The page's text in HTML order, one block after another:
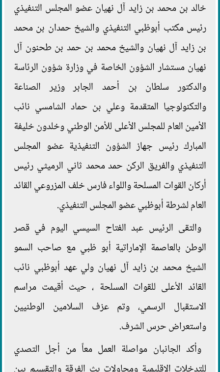
خالد بن محمد بن زايد آل نهيان عضو المجلس التنفيذي
رئيس مكتب أبوظبي التنفيذي والشيخ حمدان بن محمد
بن زايد آل نهيان والشيخ محمد بن حمد بن طحنون آل
نهيان مستشار الشؤون الخاصة في وزارة شؤون الرئاسة
والدكتور سلطان بن أحمد الجابر وزير الصناعة
والتكنولوجيا المتقدمة وعلي بن حماد الشامسي نائب
الأمين العام للمجلس الأعلى للأمن الوطني وخلدون خليفة
المبارك رئيس جهاز الشؤون التنفيذية عضو المجلس
التنفيذي والفريق الركن حمد محمد ثاني الرميثي رئيس
أركان القوات المسلحة واللواء فارس خلف المزروعي القائد
العام لشرطة أبوظبي عضو المجلس التنفيذي.
والتقى الرئيس عبد الفتاح السيسي اليوم في قصر
الوطن بالعاصمة الإماراتية أبو ظبي مع صاحب السمو
الشيخ محمد بن زايد آل نهيان ولي عهد أبوظبي نائب
القائد الأعلى للقوات المسلحة ، حيث أقيمت مراسم
الاستقبال الرسمي، وتم عزف السلامين الوطنيين
واستعراض حرس الشرف.
وأكد الجانبان مواصلة العمل معاً من أجل التصدي